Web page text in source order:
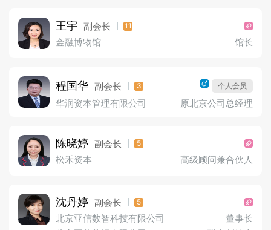
王宇 副会长 11
金融博物馆 馆长
程国华 副会长 3 个人会员
华润资本管理有限公司 原北京公司总经理
陈晓婷 副会长 5
松禾资本 高级顾问兼合伙人
沈丹婷 副会长 5
北京亚信数智科技有限公司
董事长